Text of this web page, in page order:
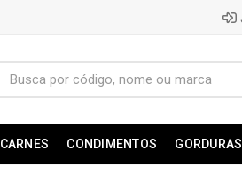
CARNES CONDIMENTOS